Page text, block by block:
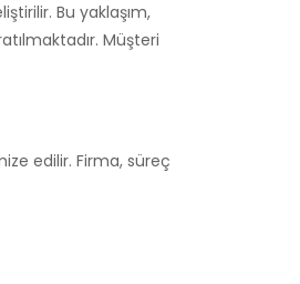
Bu yaklaşım,
Müşteri
edilir. Firma, süreç